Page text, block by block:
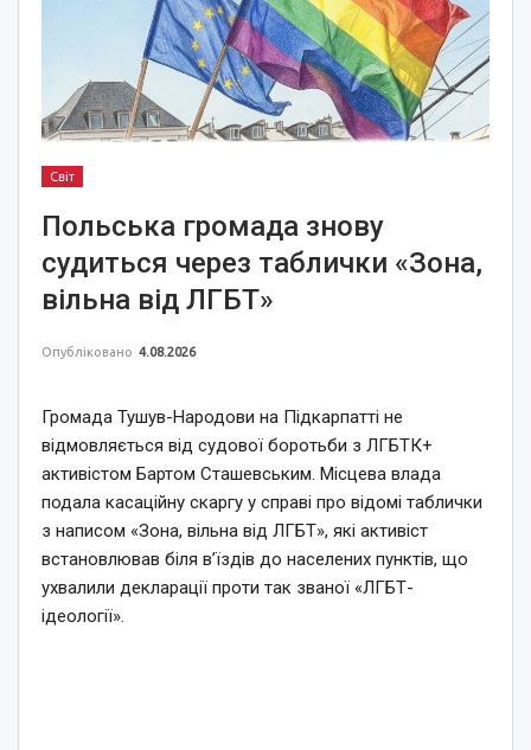
Світ
Польська громада знову
судиться через таблички «Зона,
вільна від ЛГБТ»
Опубліковано 4.08.2026
Громада Тушув-Народови на Підкарпатті не
відмовляється від судової боротьби з ЛГБТК+
активістом Бартом Сташевським. Місцева влада
подала касаційну скаргу у справі про відомі таблички
з написом «Зона, вільна від ЛГБТ», які активіст
встановлював біля в’їздів до населених пунктів, що
ухвалили декларації проти так званої «ЛГБТ-
ідеології».